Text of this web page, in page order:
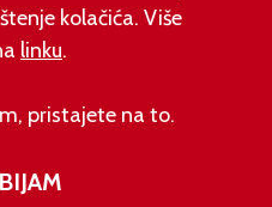
kolačića. Više
linku.
pristajete na to.